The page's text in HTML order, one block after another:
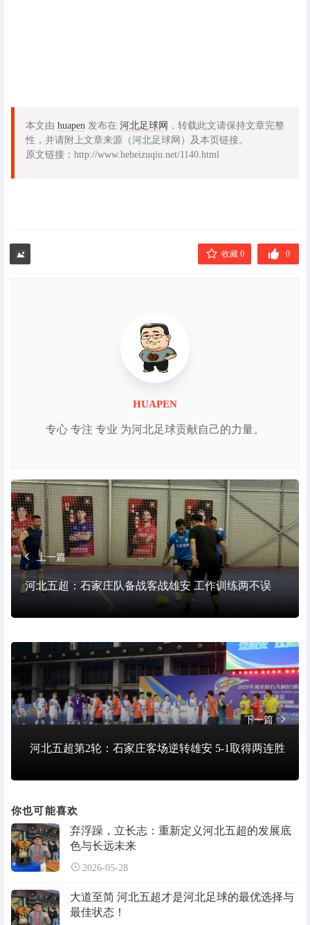
本文由 huapen 发布在 河北足球网 ，转载此文请保持文章完整
性，并请附上文章来源（河北足球网）及本页链接。
原文链接：http://www.hebeizuqiu.net/1140.html
收藏 0 0
HUAPEN
专心 专注 专业 为河北足球贡献自己的力量。
上一篇
河北五超：石家庄队备战客战雄安 工作训练两不误
下一篇
河北五超第2轮：石家庄客场逆转雄安 5-1取得两连胜
你也可能喜欢
弃浮躁，立长志：重新定义河北五超的发展底
色与长远未来
2026-05-28
大道至简 河北五超才是河北足球的最优选择与
最佳状态！